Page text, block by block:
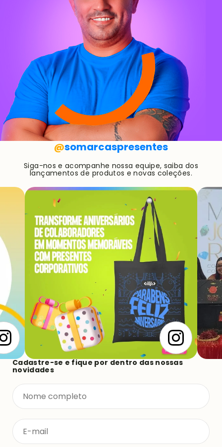
@somarcaspresentes
Siga-nos e acompanhe nossa equipe, saiba dos
lançamentos de produtos e novas coleções.
Cadastre-se e fique por dentro das nossas
novidades